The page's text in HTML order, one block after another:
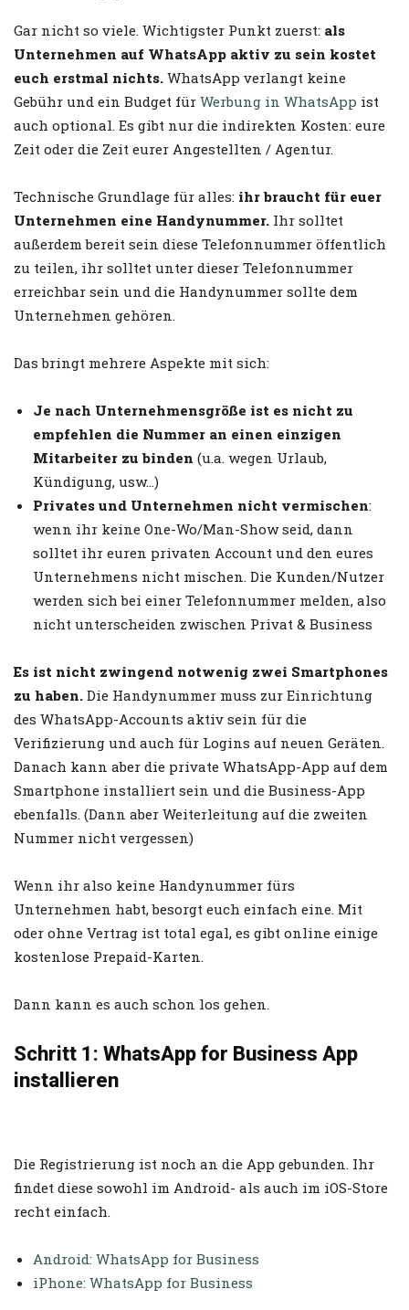
Gar nicht so viele. Wichtigster Punkt zuerst: als
Unternehmen auf WhatsApp aktiv zu sein kostet
euch erstmal nichts. WhatsApp verlangt keine
Gebühr und ein Budget für Werbung in WhatsApp ist
auch optional. Es gibt nur die indirekten Kosten: eure
Zeit oder die Zeit eurer Angestellten / Agentur.
Technische Grundlage für alles: ihr braucht für euer
Unternehmen eine Handynummer. Ihr solltet
außerdem bereit sein diese Telefonnummer öffentlich
zu teilen, ihr solltet unter dieser Telefonnummer
erreichbar sein und die Handynummer sollte dem
Unternehmen gehören.
Das bringt mehrere Aspekte mit sich:
Je nach Unternehmensgröße ist es nicht zu
empfehlen die Nummer an einen einzigen
Mitarbeiter zu binden (u.a. wegen Urlaub,
Kündigung, usw…)
Privates und Unternehmen nicht vermischen:
wenn ihr keine One-Wo/Man-Show seid, dann
solltet ihr euren privaten Account und den eures
Unternehmens nicht mischen. Die Kunden/Nutzer
werden sich bei einer Telefonnummer melden, also
nicht unterscheiden zwischen Privat & Business
Es ist nicht zwingend notwenig zwei Smartphones
zu haben. Die Handynummer muss zur Einrichtung
des WhatsApp-Accounts aktiv sein für die
Verifizierung und auch für Logins auf neuen Geräten.
Danach kann aber die private WhatsApp-App auf dem
Smartphone installiert sein und die Business-App
ebenfalls. (Dann aber Weiterleitung auf die zweiten
Nummer nicht vergessen)
Wenn ihr also keine Handynummer fürs
Unternehmen habt, besorgt euch einfach eine. Mit
oder ohne Vertrag ist total egal, es gibt online einige
kostenlose Prepaid-Karten.
Dann kann es auch schon los gehen.
Schritt 1: WhatsApp for Business App
installieren
Die Registrierung ist noch an die App gebunden. Ihr
findet diese sowohl im Android- als auch im iOS-Store
recht einfach.
Android: WhatsApp for Business
iPhone: WhatsApp for Business